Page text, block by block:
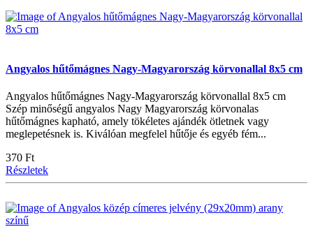
Angyalos hűtőmágnes Nagy-Magyarország körvonallal 8x5 cm
Angyalos hűtőmágnes Nagy-Magyarország körvonallal 8x5 cm
Szép minőségű angyalos Nagy Magyarország körvonalas
hűtőmágnes kapható, amely tökéletes ajándék ötletnek vagy
meglepetésnek is. Kiválóan megfelel hűtője és egyéb fém...
370 Ft
Részletek